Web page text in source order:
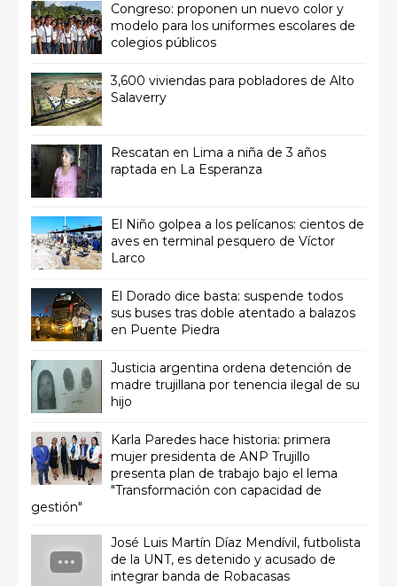
Congreso: proponen un nuevo color y
modelo para los uniformes escolares de
colegios públicos
3,600 viviendas para pobladores de Alto
Salaverry
Rescatan en Lima a niña de 3 años
raptada en La Esperanza
El Niño golpea a los pelícanos: cientos de
aves en terminal pesquero de Víctor
Larco
El Dorado dice basta: suspende todos
sus buses tras doble atentado a balazos
en Puente Piedra
Justicia argentina ordena detención de
madre trujillana por tenencia ilegal de su
hijo
Karla Paredes hace historia: primera
mujer presidenta de ANP Trujillo
presenta plan de trabajo bajo el lema
"Transformación con capacidad de
gestión"
José Luis Martín Díaz Mendívil, futbolista
de la UNT, es detenido y acusado de
integrar banda de Robacasas